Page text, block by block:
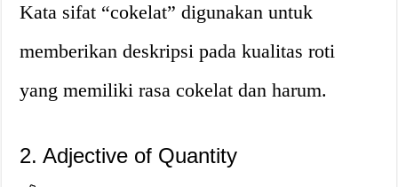
Kata sifat “cokelat” digunakan untuk
memberikan deskripsi pada kualitas roti
yang memiliki rasa cokelat dan harum.
2. Adjective of Quantity